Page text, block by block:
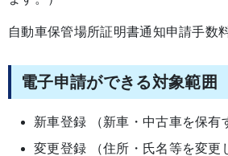
自動車保管場所証明書通知申請手数
電子申請ができる対象範囲
新車登録 （新車・中古車を保有
変更登録 （住所・氏名等を変更